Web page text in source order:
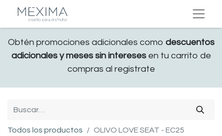
Obtén promociones adicionales como descuentos
adicionales y meses sin interesesen tu carrito de
compras al registrate
Todos los productos OLIVO LOVE SEAT - EC25